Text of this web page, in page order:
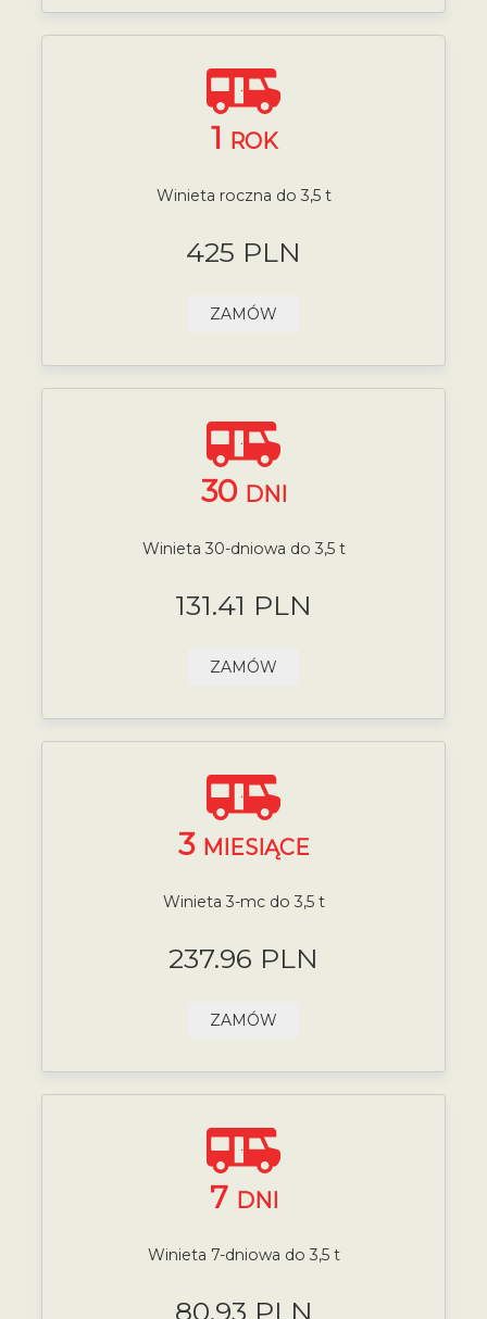
1 ROK
Winieta roczna do 3,5 t
425 PLN
ZAMÓW
30 DNI
Winieta 30-dniowa do 3,5 t
131.41 PLN
ZAMÓW
3 MIESIĄCE
Winieta 3-mc do 3,5 t
237.96 PLN
ZAMÓW
7 DNI
Winieta 7-dniowa do 3,5 t
80.93 PLN